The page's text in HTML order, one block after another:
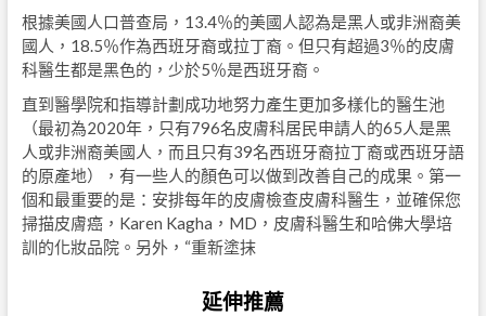
根據美國人口普查局，13.4％的美國人認為是黑人或非洲裔美
國人，18.5％作為西班牙裔或拉丁裔。但只有超過3％的皮膚
科醫生都是黑色的，少於5％是西班牙裔。
直到醫學院和指導計劃成功地努力產生更加多樣化的醫生池
（最初為2020年，只有796名皮膚科居民申請人的65人是黑
人或非洲裔美國人，而且只有39名西班牙裔拉丁裔或西班牙語
的原產地），有一些人的顏色可以做到改善自己的成果。第一
個和最重要的是：安排每年的皮膚檢查皮膚科醫生，並確保您
掃描皮膚癌，Karen Kagha，MD，皮膚科醫生和哈佛大學培
訓的化妝品院。另外，“重新塗抹
延伸推薦